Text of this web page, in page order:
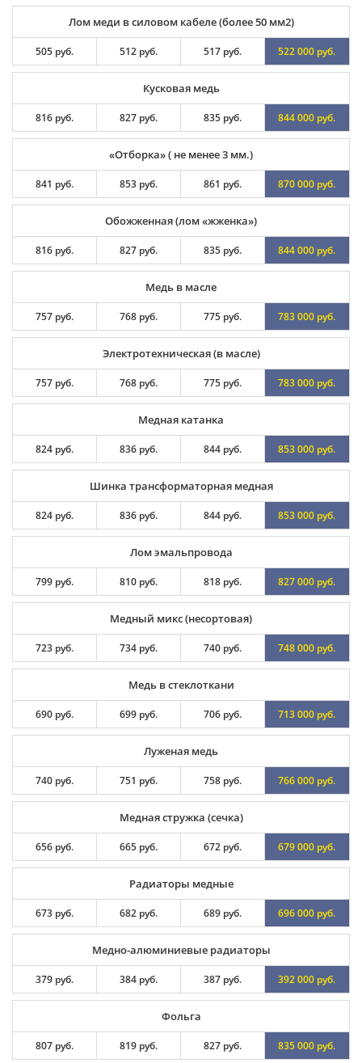
Лом меди в силовом кабеле (более 50 мм2)
505 руб. 512 руб. 517 руб. 522 000 руб.
Кусковая медь
816 руб. 827 руб. 835 руб. 844 000 руб.
«Отборка» ( не менее 3 мм.)
841 руб. 853 руб. 861 руб. 870 000 руб.
Обожженная (лом «жженка»)
816 руб. 827 руб. 835 руб. 844 000 руб.
Медь в масле
757 руб. 768 руб. 775 руб. 783 000 руб.
Электротехническая (в масле)
757 руб. 768 руб. 775 руб. 783 000 руб.
Медная катанка
824 руб. 836 руб. 844 руб. 853 000 руб.
Шинка трансформаторная медная
824 руб. 836 руб. 844 руб. 853 000 руб.
Лом эмальпровода
799 руб. 810 руб. 818 руб. 827 000 руб.
Медный микс (несортовая)
723 руб. 734 руб. 740 руб. 748 000 руб.
Медь в стеклоткани
690 руб. 699 руб. 706 руб. 713 000 руб.
Луженая медь
740 руб. 751 руб. 758 руб. 766 000 руб.
Медная стружка (сечка)
656 руб. 665 руб. 672 руб. 679 000 руб.
Радиаторы медные
673 руб. 682 руб. 689 руб. 696 000 руб.
Медно-алюминиевые радиаторы
379 руб. 384 руб. 387 руб. 392 000 руб.
Фольга
807 руб. 819 руб. 827 руб. 835 000 руб.